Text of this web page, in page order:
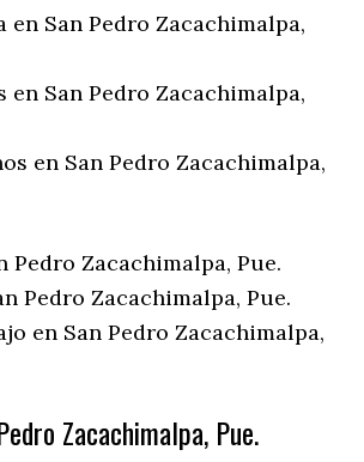
en San Pedro Zacachimalpa,
en San Pedro Zacachimalpa,
en San Pedro Zacachimalpa,
Pedro Zacachimalpa, Pue.
Pedro Zacachimalpa, Pue.
en San Pedro Zacachimalpa,
Zacachimalpa, Pue.